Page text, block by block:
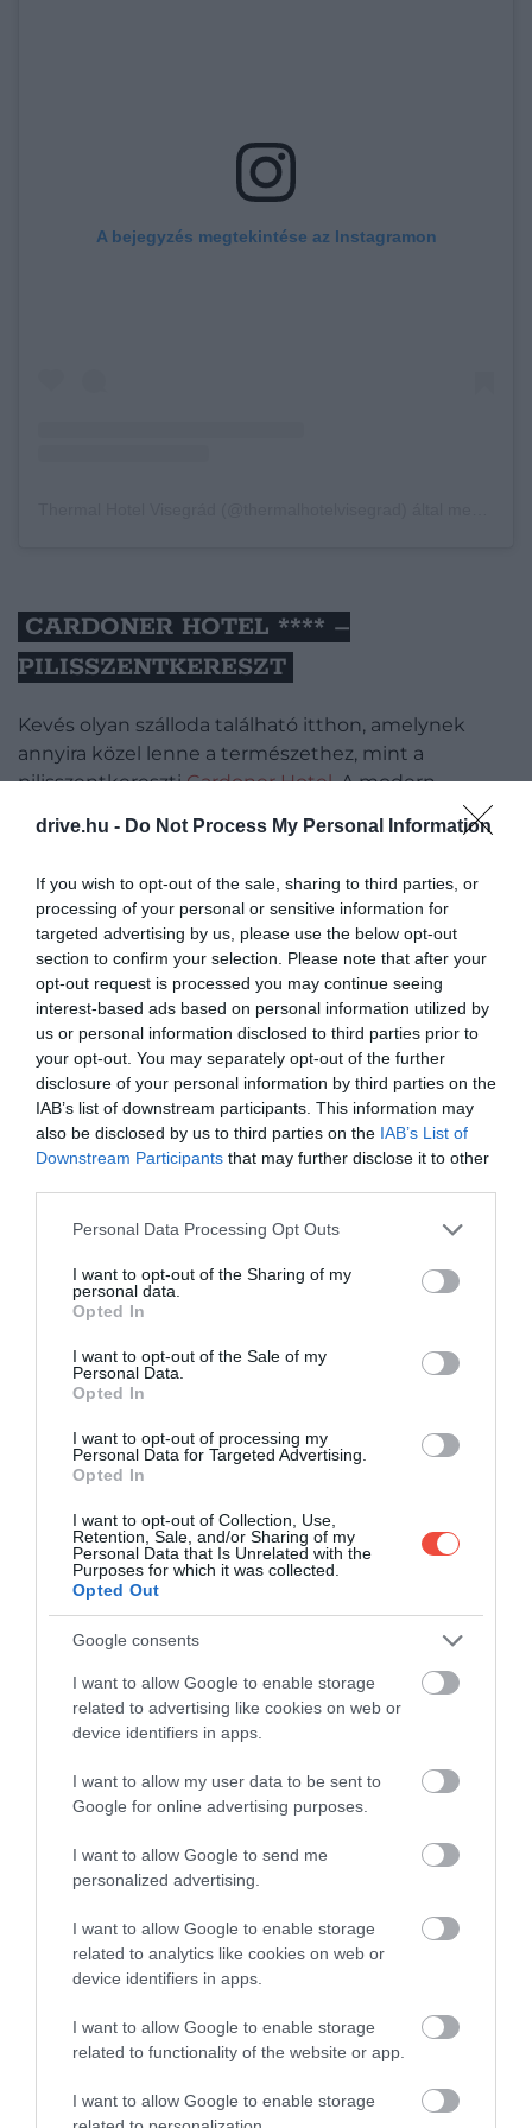
drive.hu - Do Not Process My Personal Information
If you wish to opt-out of the sale, sharing to third parties, or
processing of your personal or sensitive information for
targeted advertising by us, please use the below opt-out
section to confirm your selection. Please note that after your
opt-out request is processed you may continue seeing
interest-based ads based on personal information utilized by
us or personal information disclosed to third parties prior to
your opt-out. You may separately opt-out of the further
disclosure of your personal information by third parties on the
IAB’s list of downstream participants. This information may
also be disclosed by us to third parties on the IAB’s List of
Downstream Participants that may further disclose it to other
Please note that this website/app uses one or more Google
not limited to your visit or usage behaviour. You may click to
grant or deny consent to Google and its third-party tags to
use your data for below specified purposes in below Google
consent section.
Personal Data Processing Opt Outs
I want to opt-out of the Sharing of my
personal data.
Opted In
I want to opt-out of the Sale of my
Personal Data.
Opted In
I want to opt-out of processing my
Personal Data for Targeted Advertising.
Opted In
I want to opt-out of Collection, Use,
Retention, Sale, and/or Sharing of my
Personal Data that Is Unrelated with the
Purposes for which it was collected.
Opted Out
Google consents
I want to allow Google to enable storage
related to advertising like cookies on web or
device identifiers in apps.
I want to allow my user data to be sent to
Google for online advertising purposes.
I want to allow Google to send me
personalized advertising.
I want to allow Google to enable storage
related to analytics like cookies on web or
device identifiers in apps.
I want to allow Google to enable storage
related to functionality of the website or app.
I want to allow Google to enable storage
A bejegyzés megtekintése az Instagramon
CARDONER HOTEL **** –
PILISSZENTKERESZT
Kevés olyan szálloda található itthon, amelynek
annyira közel lenne a természethez, mint a
pilisszentkeresztiCardoner Hotel. A modern
találunk, ha kimozdulnánk a friss levegőre, de azt
részlegen töltjük.
Ahogy egy korábbi beszámolónkban már írtunk
róla, több szauna, lebegőkabin és jacuzzi is vár
itt minket, ráadásul a kültéri részen egy
dézsafürdő szintén fellelhető.
A bejegyzés megtekintése az Instagramon
Európában, ahol csak a madárcsicsergés